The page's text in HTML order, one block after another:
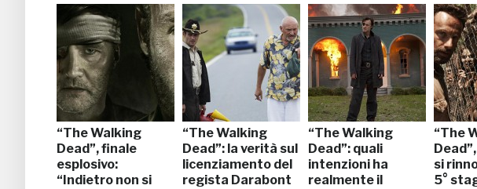
“The Walking
Dead”, finale
esplosivo:
“Indietro non si
“The Walking
Dead”: la verità sul
licenziamento del
regista Darabont
“The Walking
Dead”: quali
intenzioni ha
realmente il
“The
si
5°